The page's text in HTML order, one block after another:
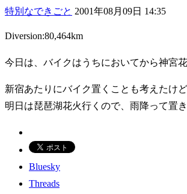
特別なできごと 2001年08月09日 14:35
Diversion:80,464km
今日は、バイクはうちにおいてから神宮花
新宿あたりにバイク置くことも考えたけ
明日は琵琶湖花火行くので、雨降って置
Bluesky
Threads